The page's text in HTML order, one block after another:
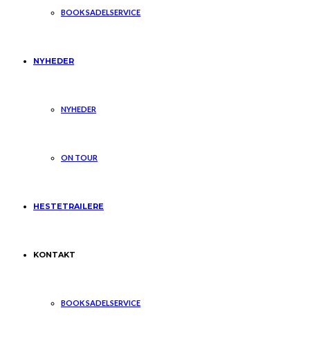
BOOK SADELSERVICE
NYHEDER
NYHEDER
ON TOUR
HESTETRAILERE
KONTAKT
BOOK SADELSERVICE